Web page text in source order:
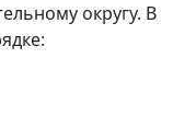
округу. В